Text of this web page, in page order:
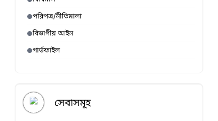
পরিপত্র/নীতিমালা
বিভাগীয় আইন
গার্ডফাইল
সেবাসমূহ